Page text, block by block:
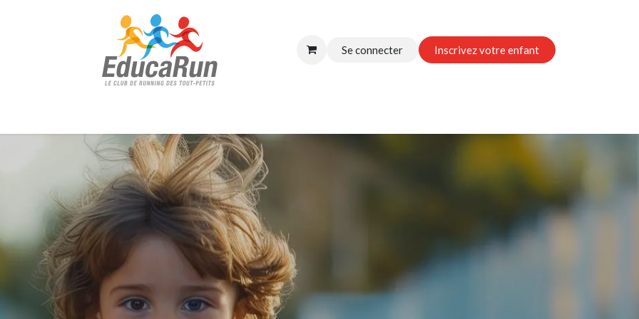
Se connecter Inscrivez votre enfant